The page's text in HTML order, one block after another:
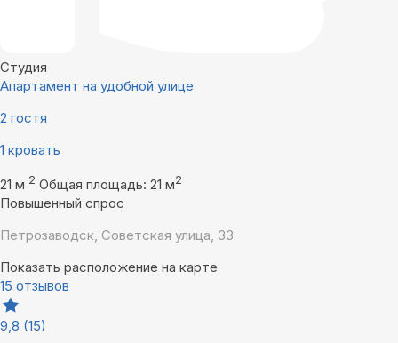
Студия
Апартамент на удобной улице
2 гостя
1 кровать
21 м 2 Общая площадь: 21 м2
Повышенный спрос
Петрозаводск, Советская улица, 33
Показать расположение на карте
15 отзывов
9,8 (15)